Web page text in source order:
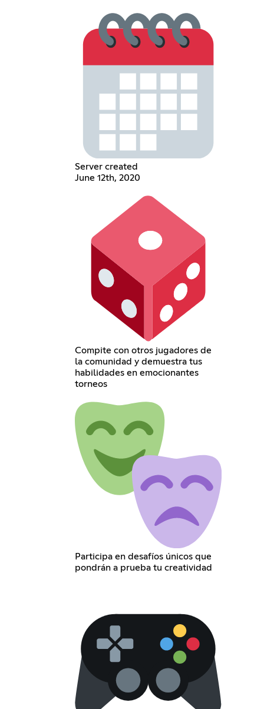
Server created
June 12th, 2020
Compite con otros jugadores de
la comunidad y demuestra tus
habilidades en emocionantes
torneos
Participa en desafíos únicos que
pondrán a prueba tu creatividad